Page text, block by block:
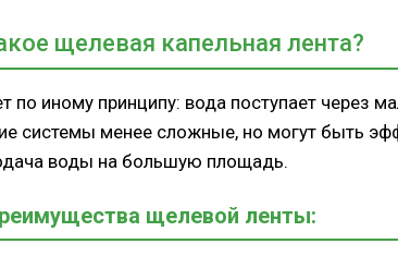
щелевая капельная лента?
по иному принципу: вода поступает через
системы менее сложные, но могут быть
воды на большую площадь.
щелевой ленты: